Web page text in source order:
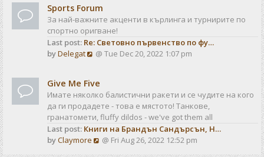
t
e
s
t
p
o
t
w
t
h
e
l
t
e
s
t
p
o
s
Sports Forum
За най-важните акценти в кърлинга и турнирите по
спортно оригване!
Last post: Re: Световно първенство по фу…
byDelegat
V
w
t
h
e
l
a
t
@ Tue Dec 20, 2022 1:07 pm
Give Me Five
Имате няколко балистични ракети и се чудите на кого
да ги продадете - това е мястото! Танкове,
гранатомети, fluffy dildos - we've got them all
Last post: Книги на Брандън Сандърсън, Н…
byClaymore
V@ Fri Aug 26, 2022 12:52 pm